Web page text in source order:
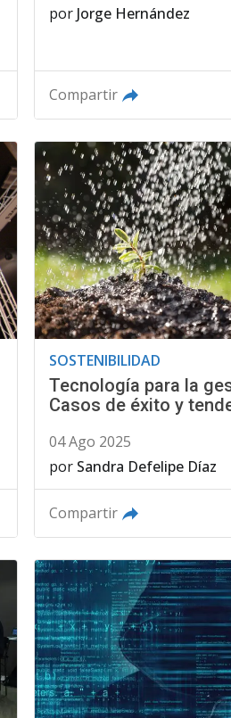
por Jorge Hernández
Compartir
SOSTENIBILIDAD
Tecnología para la
Casos de éxito y
04 Ago 2025
por Sandra Defelipe Díaz
Compartir